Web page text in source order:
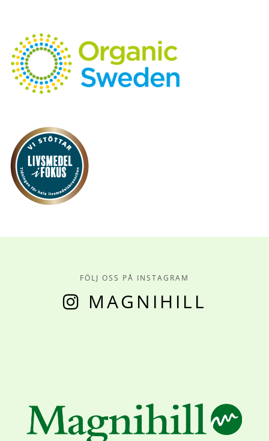
FÖLJ OSS PÅ INSTAGRAM
MAGNIHILL